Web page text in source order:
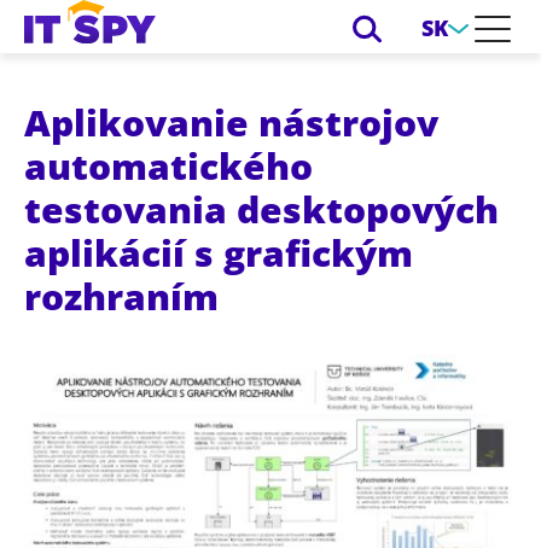
SK
Aplikovanie nástrojov
automatického
testovania desktopových
aplikácií s grafickým
rozhraním